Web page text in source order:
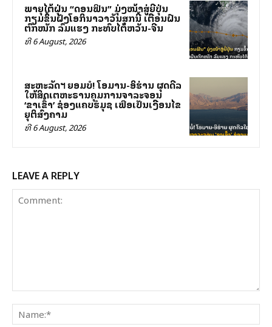
ພາຍຸໄຕ້ຝຸ່ນ “ດອນຟິນ” ມຸ່ງໜ້າສູ່ຍີ່ປຸ່ນ
ກຽມຂຶ້ນຝັ່ງໂອກິນາວາວັນສຸກນີ້ ເຕືອນຝົນ
ຕົກໜັກ ລົມແຮງ ກະທົບໄຕ້ຫວັນ-ຈີນ
ທີ 6 August, 2026
ສະຫະລັດฯ ຍອມບໍ່! ໂອມານ-ອິຮ່ານ ຜຸດດີລ
ໃຫ້ສິດເຕຫະຣານຄຸມການຈາລະຈອນ
‘ຂາເຂົ້າ’ ຊ່ອງແຄບຮໍມຸຊ ເພື່ອເປັນເງື່ອນໄຂ
ຍຸຕິສົງຄາມ
ທີ 6 August, 2026
LEAVE A REPLY